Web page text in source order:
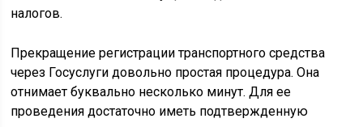
налогов.
Прекращение регистрации транспортного средства
через Госуслуги довольно простая процедура. Она
отнимает буквально несколько минут. Для ее
проведения достаточно иметь подтвержденную